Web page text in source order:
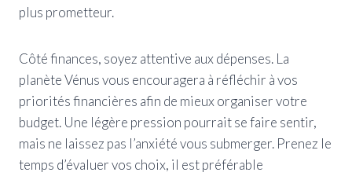
plus prometteur.
Côté finances, soyez attentive aux dépenses. La
planète Vénus vous encouragera à réfléchir à vos
priorités financières afin de mieux organiser votre
budget. Une légère pression pourrait se faire sentir,
mais ne laissez pas l’anxiété vous submerger. Prenez le
temps d’évaluer vos choix, il est préférable